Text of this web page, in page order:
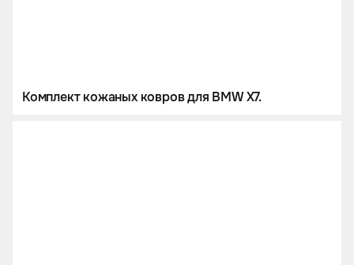
Комплект кожаных ковров для BMW X7.